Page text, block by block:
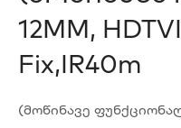
12MM,
Fix,IR40m
(მოწინავე